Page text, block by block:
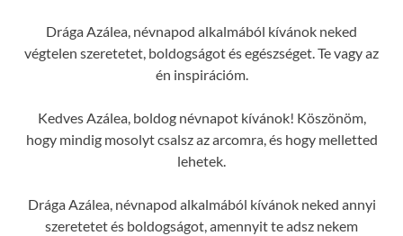
Drága Azálea, névnapod alkalmából kívánok neked
végtelen szeretetet, boldogságot és egészséget. Te vagy az
én inspirációm.
Kedves Azálea, boldog névnapot kívánok! Köszönöm,
hogy mindig mosolyt csalsz az arcomra, és hogy melletted
lehetek.
Drága Azálea, névnapod alkalmából kívánok neked annyi
szeretetet és boldogságot, amennyit te adsz nekem